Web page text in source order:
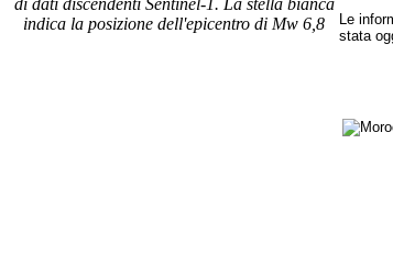
indica la posizione dell'epicentro di Mw 6,8
Le
stata